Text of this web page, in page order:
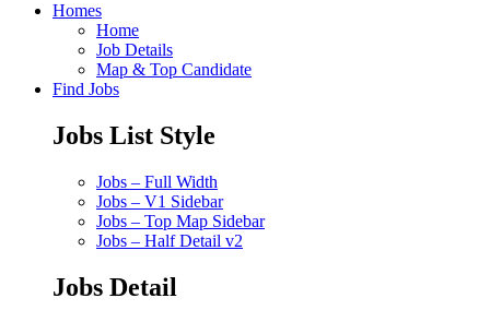
Homes
Home
Job Details
Map & Top Candidate
Find Jobs
Jobs List Style
Jobs – Full Width
Jobs – V1 Sidebar
Jobs – Top Map Sidebar
Jobs – Half Detail v2
Jobs Detail